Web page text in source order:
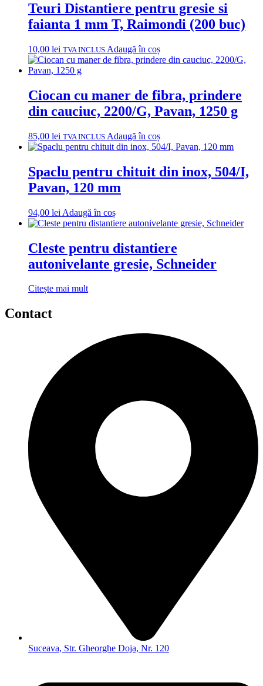
Teuri Distantiere pentru gresie si
faianta 1 mm T, Raimondi (200 buc)
10,00 lei TVA INCLUS Adaugă în coș
Ciocan cu maner de fibra, prindere
din cauciuc, 2200/G, Pavan, 1250 g
85,00 lei TVA INCLUS Adaugă în coș
Spaclu pentru chituit din inox, 504/I,
Pavan, 120 mm
94,00 lei Adaugă în coș
Cleste pentru distantiere
autonivelante gresie, Schneider
Citește mai mult
Contact
Suceava, Str. Gheorghe Doja, Nr. 120